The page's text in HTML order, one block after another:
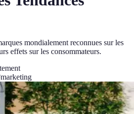
mondialement reconnues sur les
effets sur les consommateurs.
marketing